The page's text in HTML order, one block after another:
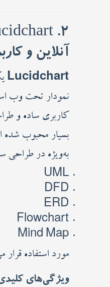
آنلاین و
Lucidchart
نمودار تحت وب
کاربری ساده و
بسیار محبوب شده
به‌ویژه در طراحی
UML
DFD
ERD
Flowchart
Mind Map
مورد استفاده قرار
ویژگی‌های